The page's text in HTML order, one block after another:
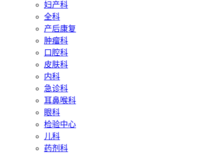
妇产科
全科
产后康复
肿瘤科
口腔科
皮肤科
内科
急诊科
耳鼻喉科
眼科
检验中心
儿科
药剂科